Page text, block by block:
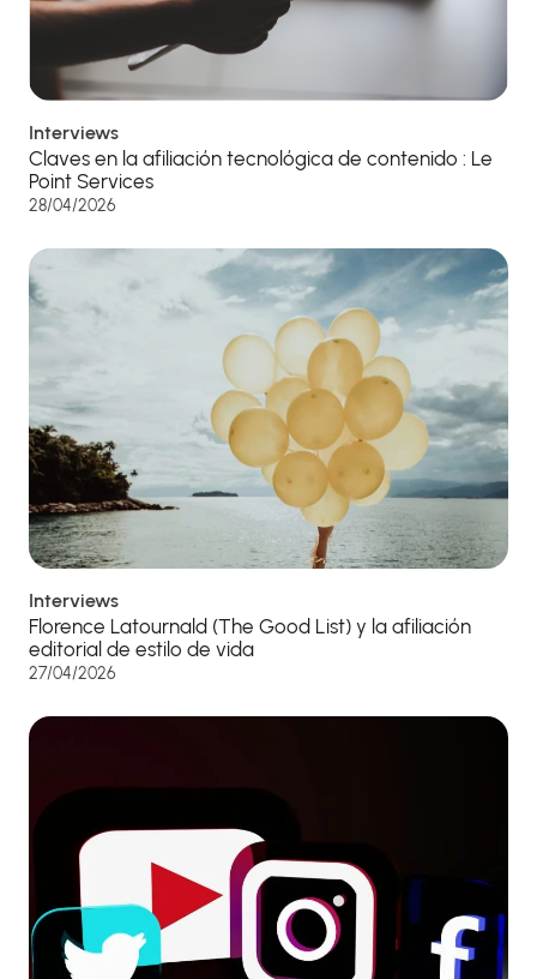
Interviews
Claves en la afiliación tecnológica de contenido : Le
Point Services
28/04/2026
Interviews
Florence Latournald (The Good List) y la afiliación
editorial de estilo de vida
27/04/2026